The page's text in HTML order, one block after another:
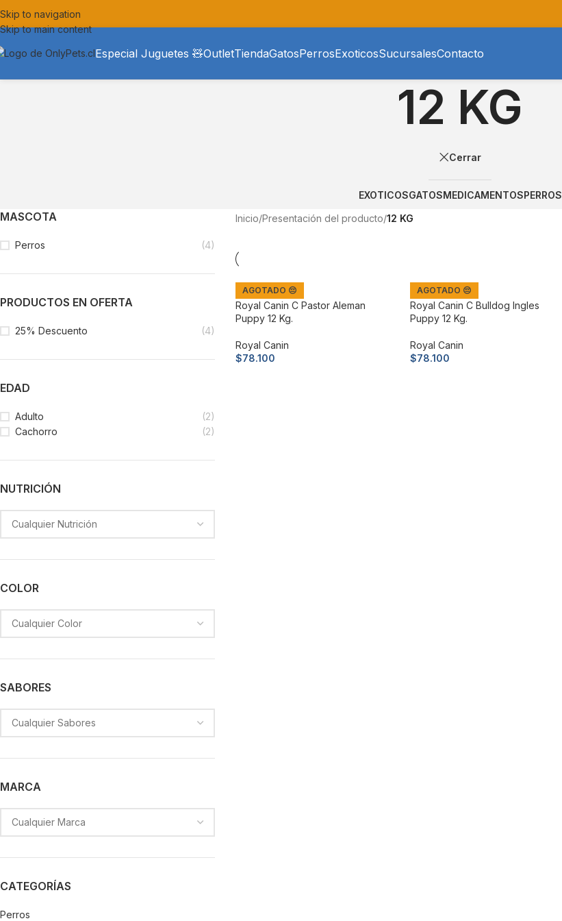
Skip to navigation
Skip to main content
Especial Juguetes 🧸OutletTiendaGatosPerrosExoticosSucursalesContacto
12 KG
Cerrar
EXOTICOSGATOSMEDICAMENTOSPERROS
MASCOTA
Perros (4)
PRODUCTOS EN OFERTA
25% Descuento (4)
EDAD
Adulto
(2)
Cachorro
(2)
NUTRICIÓN
COLOR
SABORES
MARCA
CATEGORÍAS
Perros
Inicio/Presentación del producto/12 KG
AGOTADO 😔
Royal Canin C Pastor Aleman
Puppy 12 Kg.
Royal Canin
$78.100
AGOTADO 😔
Royal Canin C Bulldog Ingles
Puppy 12 Kg.
Royal Canin
$78.100